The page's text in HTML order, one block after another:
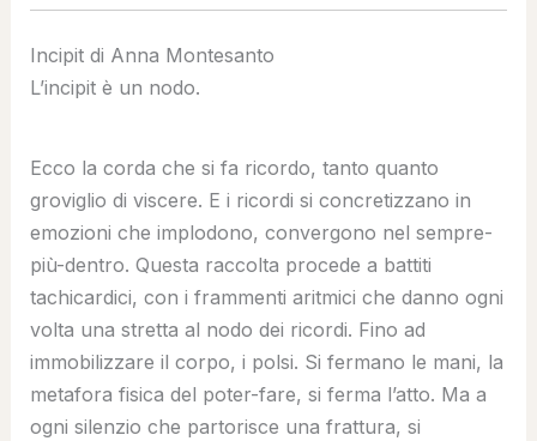
Incipit di Anna Montesanto
L’incipit è un nodo.
Ecco la corda che si fa ricordo, tanto quanto
groviglio di viscere. E i ricordi si concretizzano in
emozioni che implodono, convergono nel sempre-
più-dentro. Questa raccolta procede a battiti
tachicardici, con i frammenti aritmici che danno ogni
volta una stretta al nodo dei ricordi. Fino ad
immobilizzare il corpo, i polsi. Si fermano le mani, la
metafora fisica del poter-fare, si ferma l’atto. Ma a
ogni silenzio che partorisce una frattura, si